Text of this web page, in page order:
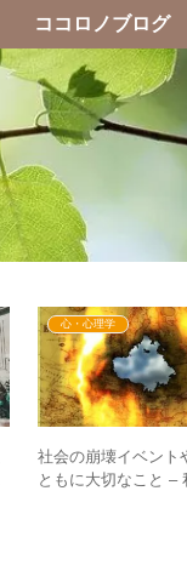
ココロノブログ
心・心理学
社会の崩壊イベント
ともに大切なこと –